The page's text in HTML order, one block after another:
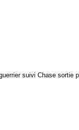
suivi Chase sortie